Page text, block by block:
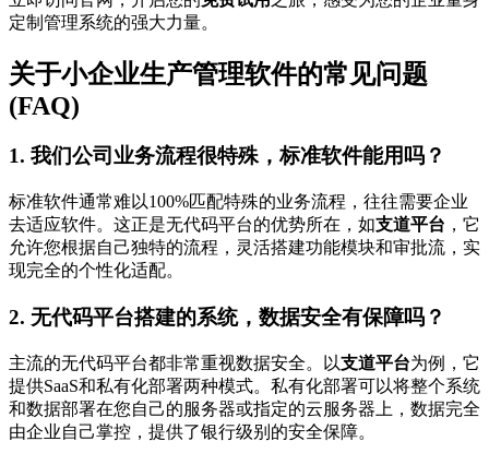
定制管理系统的强大力量。
关于小企业生产管理软件的常见问题
(FAQ)
1. 我们公司业务流程很特殊，标准软件能用吗？
标准软件通常难以100%匹配特殊的业务流程，往往需要企业
去适应软件。这正是无代码平台的优势所在，如支道平台 ，它
允许您根据自己独特的流程，灵活搭建功能模块和审批流，实
现完全的个性化适配。
2. 无代码平台搭建的系统，数据安全有保障吗？
主流的无代码平台都非常重视数据安全。以支道平台为例，它
提供SaaS和私有化部署两种模式。私有化部署可以将整个系统
和数据部署在您自己的服务器或指定的云服务器上，数据完全
由企业自己掌控，提供了银行级别的安全保障。